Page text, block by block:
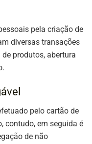
pela criação de
diversas transações
produtos, abertura
pelo cartão de
contudo, em seguida é
de não